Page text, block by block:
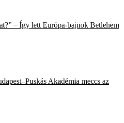
– Így lett Európa-bajnok Betlehem
Akadémia meccs az